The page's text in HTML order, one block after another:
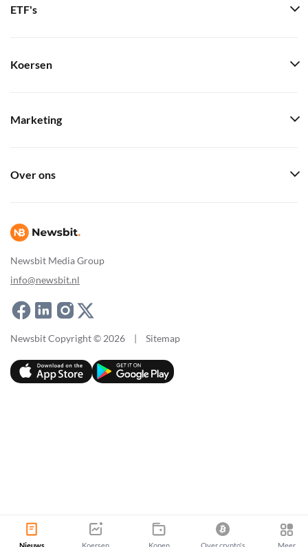
Newsbit Media Group
info@newsbit.nl
ETF's
Koersen
Marketing
Over ons
Newsbit Copyright © 2026 | Sitemap